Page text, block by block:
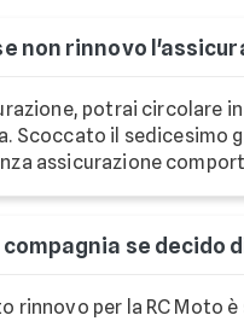
non rinnovo
potrai circolare
Scoccato il sedicesimo
assicurazione
se decido
rinnovo per la RC Moto